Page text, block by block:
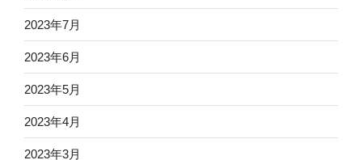
2023年7月
2023年6月
2023年5月
2023年4月
2023年3月